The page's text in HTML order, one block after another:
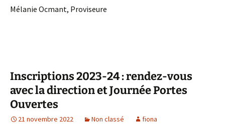
Mélanie Ocmant, Proviseure
Inscriptions 2023-24 : rendez-vous
avec la direction et Journée Portes
Ouvertes
21 novembre 2022 Non classé fiona